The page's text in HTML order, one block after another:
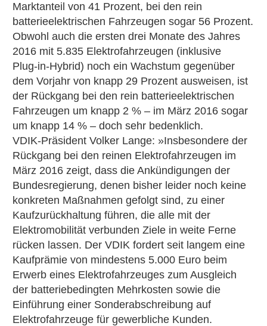
Marktanteil von 41 Prozent, bei den rein
batterieelektrischen Fahrzeugen sogar 56 Prozent.
Obwohl auch die ersten drei Monate des Jahres
2016 mit 5.835 Elektrofahrzeugen (inklusive
Plug‑in-Hybrid) noch ein Wachstum gegenüber
dem Vorjahr von knapp 29 Prozent ausweisen, ist
der Rückgang bei den rein batterieelektrischen
Fahrzeugen um knapp 2 % – im März 2016 sogar
um knapp 14 % – doch sehr bedenklich.
VDIK-Präsident Volker Lange: »Insbesondere der
Rückgang bei den reinen Elektrofahrzeugen im
März 2016 zeigt, dass die Ankündigungen der
Bundesregierung, denen bisher leider noch keine
konkreten Maßnahmen gefolgt sind, zu einer
Kaufzurückhaltung führen, die alle mit der
Elektromobilität verbunden Ziele in weite Ferne
rücken lassen. Der VDIK fordert seit langem eine
Kaufprämie von mindestens 5.000 Euro beim
Erwerb eines Elektrofahrzeuges zum Ausgleich
der batteriebedingten Mehrkosten sowie die
Einführung einer Sonderabschreibung auf
Elektrofahrzeuge für gewerbliche Kunden.